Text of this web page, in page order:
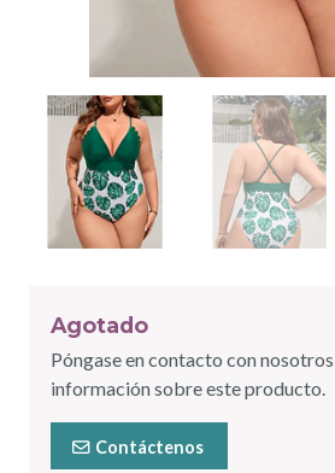
Agotado
Póngase en contacto con
información sobre este producto.
Contáctenos